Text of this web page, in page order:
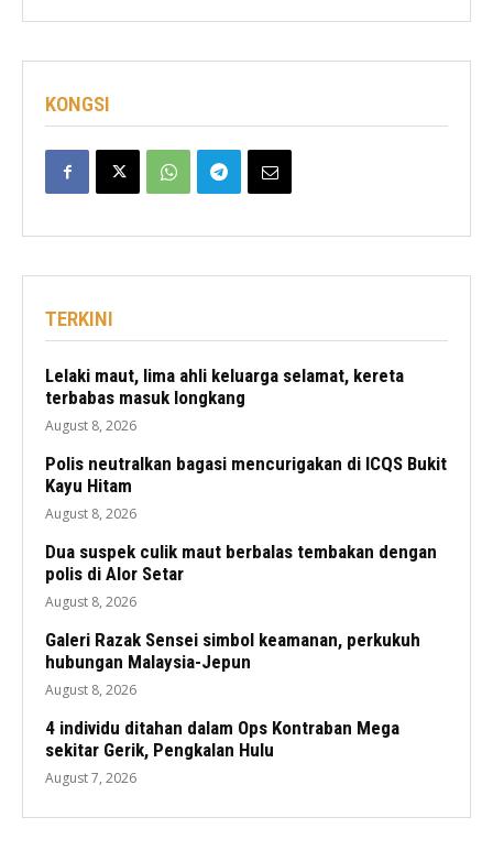
KONGSI
TERKINI
Lelaki maut, lima ahli keluarga selamat, kereta
terbabas masuk longkang
August 8, 2026
Polis neutralkan bagasi mencurigakan di ICQS Bukit
Kayu Hitam
August 8, 2026
Dua suspek culik maut berbalas tembakan dengan
polis di Alor Setar
August 8, 2026
Galeri Razak Sensei simbol keamanan, perkukuh
hubungan Malaysia-Jepun
August 8, 2026
4 individu ditahan dalam Ops Kontraban Mega
sekitar Gerik, Pengkalan Hulu
August 7, 2026